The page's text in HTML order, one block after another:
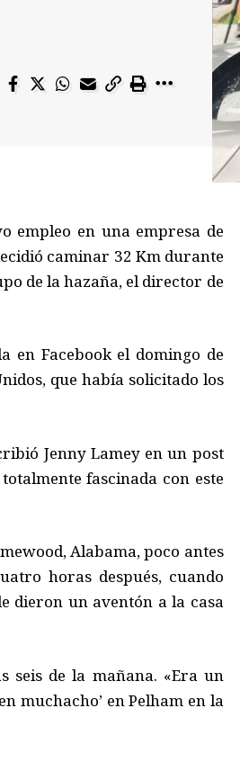
empleo en una empresa de
caminar 32 Km durante
de la hazaña, el director de
en Facebook el domingo de
que había solicitado los
Jenny Lamey en un post
fascinada con este
Alabama, poco antes
horas después, cuando
dieron un aventón a la casa
seis de la mañana. «Era un
muchacho’ en Pelham en la